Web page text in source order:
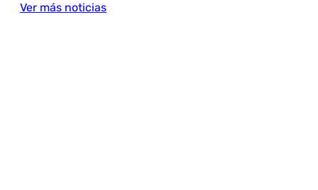
Ver más noticias